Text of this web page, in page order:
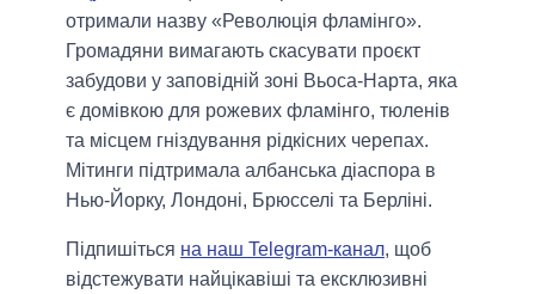
отримали назву «Революція фламінго».
Громадяни вимагають скасувати проєкт
забудови у заповідній зоні Вьоса-Нарта, яка
є домівкою для рожевих фламінго, тюленів
та місцем гніздування рідкісних черепах.
Мітинги підтримала албанська діаспора в
Нью-Йорку, Лондоні, Брюсселі та Берліні.
Підпишіться на наш Telegram-канал, щоб
відстежувати найцікавіші та ексклюзивні